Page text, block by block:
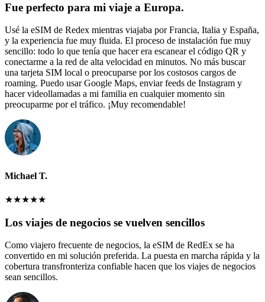
Fue perfecto para mi viaje a Europa.
Usé la eSIM de Redex mientras viajaba por Francia, Italia y España,
y la experiencia fue muy fluida. El proceso de instalación fue muy
sencillo: todo lo que tenía que hacer era escanear el código QR y
conectarme a la red de alta velocidad en minutos. No más buscar
una tarjeta SIM local o preocuparse por los costosos cargos de
roaming. Puedo usar Google Maps, enviar feeds de Instagram y
hacer videollamadas a mi familia en cualquier momento sin
preocuparme por el tráfico. ¡Muy recomendable!
Michael T.
★★★★★
Los viajes de negocios se vuelven sencillos
Como viajero frecuente de negocios, la eSIM de RedEx se ha
convertido en mi solución preferida. La puesta en marcha rápida y la
cobertura transfronteriza confiable hacen que los viajes de negocios
sean sencillos.